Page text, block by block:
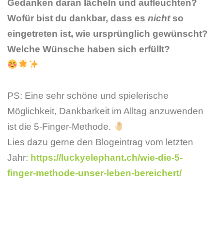
Gedanken daran lächeln und aufleuchten?
Wofür bist du dankbar, dass es nichtso
eingetreten ist, wie ursprünglich gewünscht?
Welche Wünsche haben sich erfüllt?
PS: Eine sehr schöne und spielerische
Möglichkeit, Dankbarkeit im Alltag anzuwenden
ist die 5-Finger-Methode.
Lies dazu gerne den Blogeintrag vom letzten
Jahr: https://luckyelephant.ch/wie-die-5-
finger-methode-unser-leben-bereichert/